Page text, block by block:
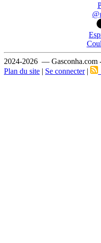
2024-2026 — Gasconha.com
Plan du site | Se connecter|